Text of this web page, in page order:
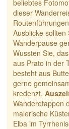
beliebtes
dieser
Ausblicke
Wanderpause
Wussten Sie,
aus Prato in der
besteht aus
gerne
kredenzt.
Wanderetappen
malerische
Elba im